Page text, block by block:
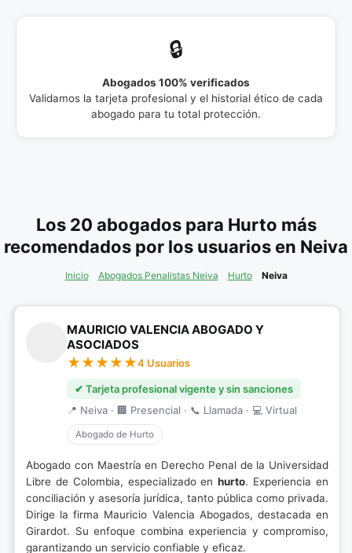
🔒
Abogados 100% verificados
Validamos la tarjeta profesional y el historial ético de cada
abogado para tu total protección.
Los 20 abogados para Hurto más
recomendados por los usuarios en Neiva
Inicio Abogados Penalistas Neiva Hurto Neiva
MAURICIO VALENCIA ABOGADO Y
ASOCIADOS
4 Usuarios
✔ Tarjeta profesional vigente y sin sanciones
📍 Neiva · 🏢 Presencial · 📞 Llamada · 💻 Virtual
Abogado de Hurto
Abogado con Maestría en Derecho Penal de la Universidad
Libre de Colombia, especializado enhurto. Experiencia en
conciliación y asesoría jurídica, tanto pública como privada.
Dirige la firma Mauricio Valencia Abogados, destacada en
Girardot. Su enfoque combina experiencia y compromiso,
garantizando un servicio confiable y eficaz.